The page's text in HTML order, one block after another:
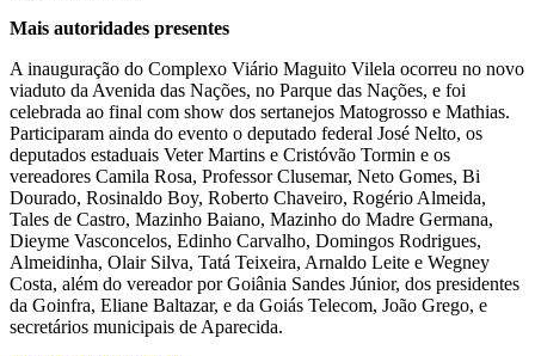
Mais autoridades presentes
A inauguração do Complexo Viário Maguito Vilela ocorreu no novo
viaduto da Avenida das Nações, no Parque das Nações, e foi
celebrada ao final com show dos sertanejos Matogrosso e Mathias.
Participaram ainda do evento o deputado federal José Nelto, os
deputados estaduais Veter Martins e Cristóvão Tormin e os
vereadores Camila Rosa, Professor Clusemar, Neto Gomes, Bi
Dourado, Rosinaldo Boy, Roberto Chaveiro, Rogério Almeida,
Tales de Castro, Mazinho Baiano, Mazinho do Madre Germana,
Dieyme Vasconcelos, Edinho Carvalho, Domingos Rodrigues,
Almeidinha, Olair Silva, Tatá Teixeira, Arnaldo Leite e Wegney
Costa, além do vereador por Goiânia Sandes Júnior, dos presidentes
da Goinfra, Eliane Baltazar, e da Goiás Telecom, João Grego, e
secretários municipais de Aparecida.